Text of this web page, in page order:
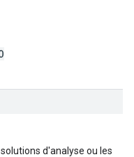
d'analyse ou les